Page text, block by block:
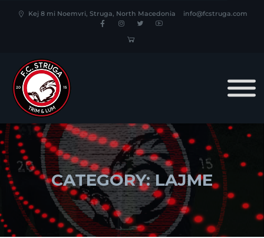
Kej 8 mi Noemvri, Struga, North Macedonia info@fcstruga.com
CATEGORY:LAJME